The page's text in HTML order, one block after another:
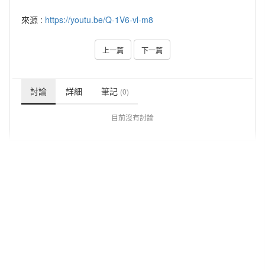
來源 : https://youtu.be/Q-1V6-vl-m8
上一篇 下一篇
討論 詳細 筆記 (0)
目前沒有討論